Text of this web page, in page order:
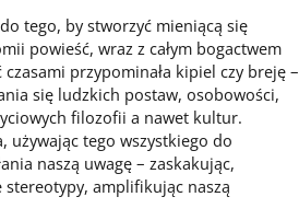
tego, by stworzyć mieniącą się
powieść, wraz z całym bogactwem
przypominała kipiel czy breję –
się ludzkich postaw, osobowości,
filozofii a nawet kultur.
używając tego wszystkiego do
naszą uwagę – zaskakując,
amplifikując naszą